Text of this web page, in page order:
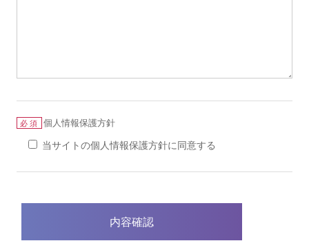
必須 個人情報保護方針
当サイトの個人情報保護方針に同意する